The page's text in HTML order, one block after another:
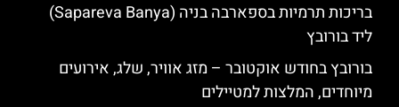
בריכות תרמיות בספארבה בניה (Sapareva Banya)
ליד בורובץ
בורובץ בחודש אוקטובר – מזג אוויר, שלג, אירועים
מיוחדים, המלצות למטיילים